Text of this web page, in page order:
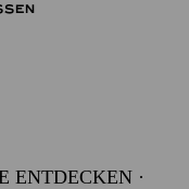
ENTDECKEN ·